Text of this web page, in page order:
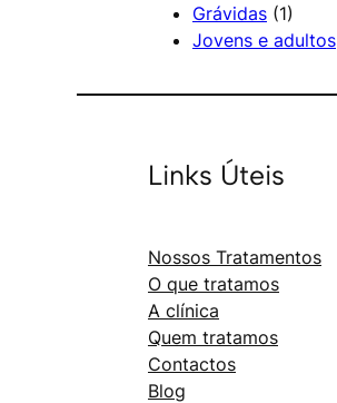
Grávidas (1)
Jovens e adultos
Links Úteis
Nossos Tratamentos
O que tratamos
A clínica
Quem tratamos
Contactos
Blog